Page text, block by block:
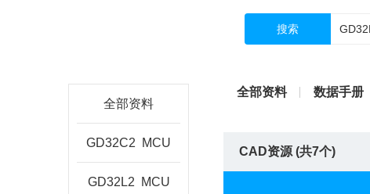
搜索
全部资料
GD32C2 MCU
GD32L2 MCU
全部资料 数据手册
CAD资源 (共7个)